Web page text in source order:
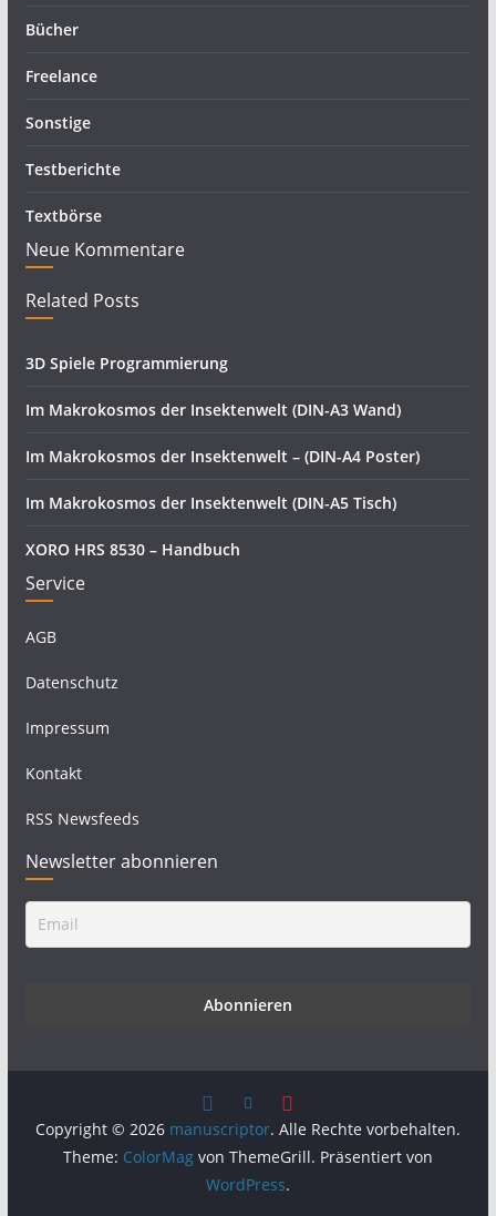
Bücher
Freelance
Sonstige
Testberichte
Textbörse
Neue Kommentare
Related Posts
3D Spiele Programmierung
Im Makrokosmos der Insektenwelt (DIN-A3 Wand)
Im Makrokosmos der Insektenwelt – (DIN-A4 Poster)
Im Makrokosmos der Insektenwelt (DIN-A5 Tisch)
XORO HRS 8530 – Handbuch
Service
AGB
Datenschutz
Impressum
Kontakt
RSS Newsfeeds
Newsletter abonnieren
Copyright © 2026 manuscriptor. Alle Rechte vorbehalten.
Theme: ColorMagvon ThemeGrill. Präsentiert von
WordPress.